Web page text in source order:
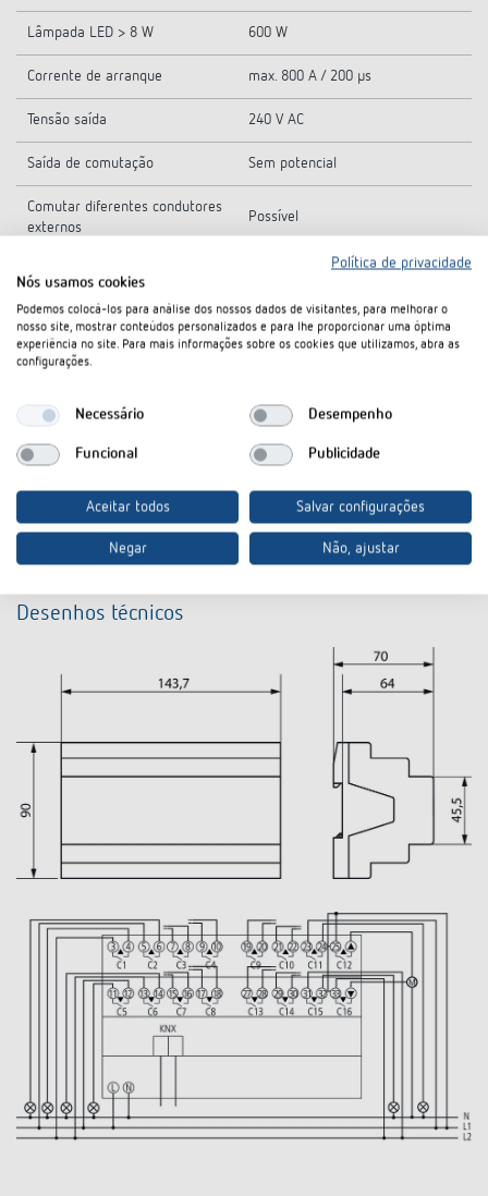
Lâmpada LED > 8 W 600 W
Corrente de arranque max. 800 A / 200 µs
Tensão saída 240 V AC
Saída de comutação Sem potencial
Comutar diferentes condutores
externos
Possível
Indicado para SELV
Sim, se todos os canais SELV
Carga C
Classe de proteção II conforme a EN 60 669
Desenhos técnicos
Política de privacidade
Nós usamos cookies
Podemos colocá-los para análise dos nossos dados de visitantes, para melhorar o
nosso site, mostrar conteúdos personalizados e para lhe proporcionar uma óptima
experiência no site. Para mais informações sobre os cookies que utilizamos, abra as
configurações.
Necessário Desempenho
Funcional Publicidade
Aceitar todos Salvar configurações
Negar Não, ajustar